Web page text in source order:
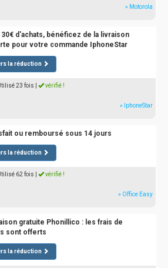
» Motorola
30€ d'achats, bénéficez de la livraison
pour votre commande IphoneStar
la réduction
23 fois vérifié !
» IphoneStar
ou remboursé sous 14 jours
la réduction
62 fois vérifié !
» Office Easy
gratuite Phonillico : les frais de
sont offerts
la réduction